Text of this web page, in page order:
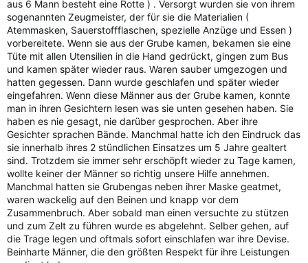
aus 6 Mann besteht eine Rotte ) . Versorgt wurden sie von ihrem
sogenannten Zeugmeister, der für sie die Materialien (
Atemmasken, Sauerstoffflaschen, spezielle Anzüge und Essen )
vorbereitete. Wenn sie aus der Grube kamen, bekamen sie eine
Tüte mit allen Utensilien in die Hand gedrückt, gingen zum Bus
und kamen später wieder raus. Waren sauber umgezogen und
hatten gegessen. Dann wurde geschlafen und später wieder
eingefahren. Wenn diese Männer aus der Grube kamen, konnte
man in ihren Gesichtern lesen was sie unten gesehen haben. Sie
haben es nie gesagt, nie darüber gesprochen. Aber ihre
Gesichter sprachen Bände. Manchmal hatte ich den Eindruck das
sie innerhalb ihres 2 stündlichen Einsatzes um 5 Jahre gealtert
sind. Trotzdem sie immer sehr erschöpft wieder zu Tage kamen,
wollte keiner der Männer so richtig unsere Hilfe annehmen.
Manchmal hatten sie Grubengas neben ihrer Maske geatmet,
waren wackelig auf den Beinen und knapp vor dem
Zusammenbruch. Aber sobald man einen versuchte zu stützen
und zum Zelt zu führen wurde es abgelehnt. Selber gehen, auf
die Trage legen und oftmals sofort einschlafen war ihre Devise.
Beinharte Männer, die den größten Respekt für ihre Leistungen